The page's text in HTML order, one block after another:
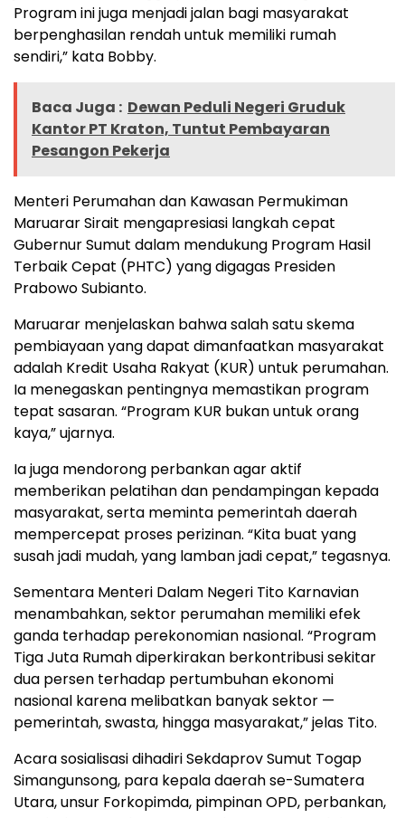
Program ini juga menjadi jalan bagi masyarakat
berpenghasilan rendah untuk memiliki rumah
sendiri,” kata Bobby.
Baca Juga : Dewan Peduli Negeri Gruduk
Kantor PT Kraton, Tuntut Pembayaran
Pesangon Pekerja
Menteri Perumahan dan Kawasan Permukiman
Maruarar Sirait mengapresiasi langkah cepat
Gubernur Sumut dalam mendukung Program Hasil
Terbaik Cepat (PHTC) yang digagas Presiden
Prabowo Subianto.
Maruarar menjelaskan bahwa salah satu skema
pembiayaan yang dapat dimanfaatkan masyarakat
adalah Kredit Usaha Rakyat (KUR) untuk perumahan.
Ia menegaskan pentingnya memastikan program
tepat sasaran. “Program KUR bukan untuk orang
kaya,” ujarnya.
Ia juga mendorong perbankan agar aktif
memberikan pelatihan dan pendampingan kepada
masyarakat, serta meminta pemerintah daerah
mempercepat proses perizinan. “Kita buat yang
susah jadi mudah, yang lamban jadi cepat,” tegasnya.
Sementara Menteri Dalam Negeri Tito Karnavian
menambahkan, sektor perumahan memiliki efek
ganda terhadap perekonomian nasional. “Program
Tiga Juta Rumah diperkirakan berkontribusi sekitar
dua persen terhadap pertumbuhan ekonomi
nasional karena melibatkan banyak sektor —
pemerintah, swasta, hingga masyarakat,” jelas Tito.
Acara sosialisasi dihadiri Sekdaprov Sumut Togap
Simangunsong, para kepala daerah se-Sumatera
Utara, unsur Forkopimda, pimpinan OPD, perbankan,